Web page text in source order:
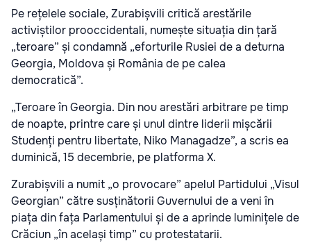
Pe rețelele sociale, Zurabișvili critică arestările
activiștilor prooccidentali, numește situația din țară
„teroare” și condamnă „eforturile Rusiei de a deturna
Georgia, Moldova și România de pe calea
democratică”.
„Teroare în Georgia. Din nou arestări arbitrare pe timp
de noapte, printre care și unul dintre liderii mișcării
Studenți pentru libertate, Niko Managadze”, a scris ea
duminică, 15 decembrie, pe platforma X.
Zurabișvili a numit „o provocare” apelul Partidului „Visul
Georgian” către susținătorii Guvernului de a veni în
piața din fața Parlamentului și de a aprinde luminițele de
Crăciun „în același timp” cu protestatarii.